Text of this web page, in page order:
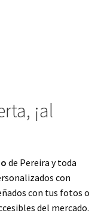
¡al
de Pereira y toda
con
con tus fotos o
del mercado.